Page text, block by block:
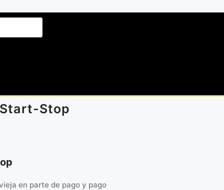
Start-Stop
en parte de pago y pago